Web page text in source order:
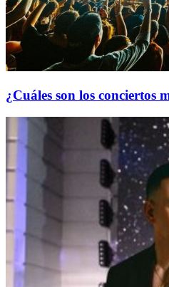
¿Cuáles son los conciertos